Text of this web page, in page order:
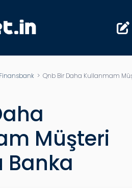
> Qnb Bir Daha Kullanmam
Müşteri
Banka